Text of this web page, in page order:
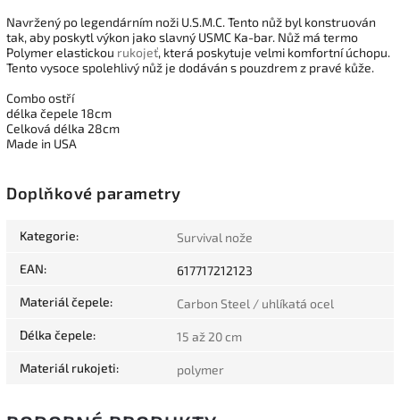
Navržený po legendárním noži U.S.M.C. Tento nůž byl konstruován
tak, aby poskytl výkon jako slavný USMC Ka-bar. Nůž má termo
Polymer elastickou rukojeť, která poskytuje velmi komfortní úchopu.
Tento vysoce spolehlivý nůž je dodáván s pouzdrem z pravé kůže.
Combo ostří
délka čepele 18cm
Celková délka 28cm
Made in USA
Doplňkové parametry
Kategorie: Survival nože
EAN: 617717212123
Materiál čepele: Carbon Steel / uhlíkatá ocel
Délka čepele: 15 až 20 cm
Materiál rukojeti: polymer